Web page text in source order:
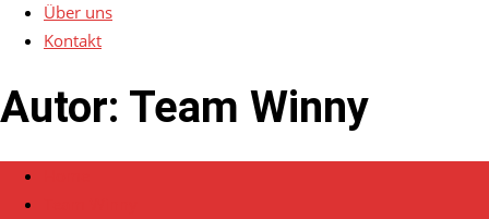
Über uns
Kontakt
Autor: Team Winny